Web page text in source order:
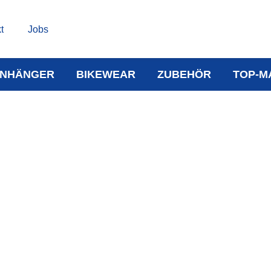
Jobs
BIKEWEAR ZUBEHÖR TOP-